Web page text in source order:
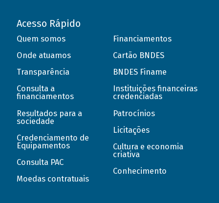
Acesso Rápido
Quem somos
Onde atuamos
Transparência
Consulta a
financiamentos
Resultados para a
sociedade
Credenciamento de
Equipamentos
Consulta PAC
Moedas contratuais
Financiamentos
Cartão BNDES
BNDES Finame
Instituições financeiras
credenciadas
Patrocínios
Licitações
Cultura e economia
criativa
Conhecimento